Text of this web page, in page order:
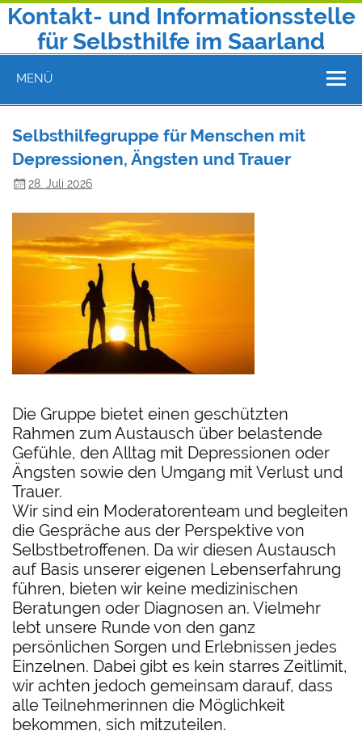
Zum
Inhalt
springen
Kontakt- und Informationsstelle
für Selbsthilfe im Saarland
MENÜ
Selbsthilfegruppe für Menschen mit
Depressionen, Ängsten und Trauer
28. Juli 2026
Die Gruppe bietet einen geschützten
Rahmen zum Austausch über belastende
Gefühle, den Alltag mit Depressionen oder
Ängsten sowie den Umgang mit Verlust und
Trauer.
Wir sind ein Moderatorenteam und begleiten
die Gespräche aus der Perspektive von
Selbstbetroffenen. Da wir diesen Austausch
auf Basis unserer eigenen Lebenserfahrung
führen, bieten wir keine medizinischen
Beratungen oder Diagnosen an. Vielmehr
lebt unsere Runde von den ganz
persönlichen Sorgen und Erlebnissen jedes
Einzelnen. Dabei gibt es kein starres Zeitlimit,
wir achten jedoch gemeinsam darauf, dass
alle Teilnehmerinnen die Möglichkeit
bekommen, sich mitzuteilen.